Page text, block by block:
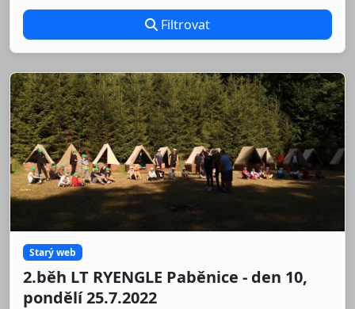
Filtrovat
Starý web
2.běh LT RYENGLE Paběnice - den 10,
pondělí 25.7.2022